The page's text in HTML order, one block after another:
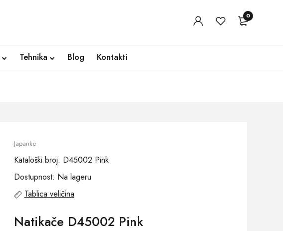
0
Tehnika Blog Kontakti
Japanke
Kataloški broj: D45002 Pink
Dostupnost: Na lageru
Tablica veličina
Natikače D45002 Pink